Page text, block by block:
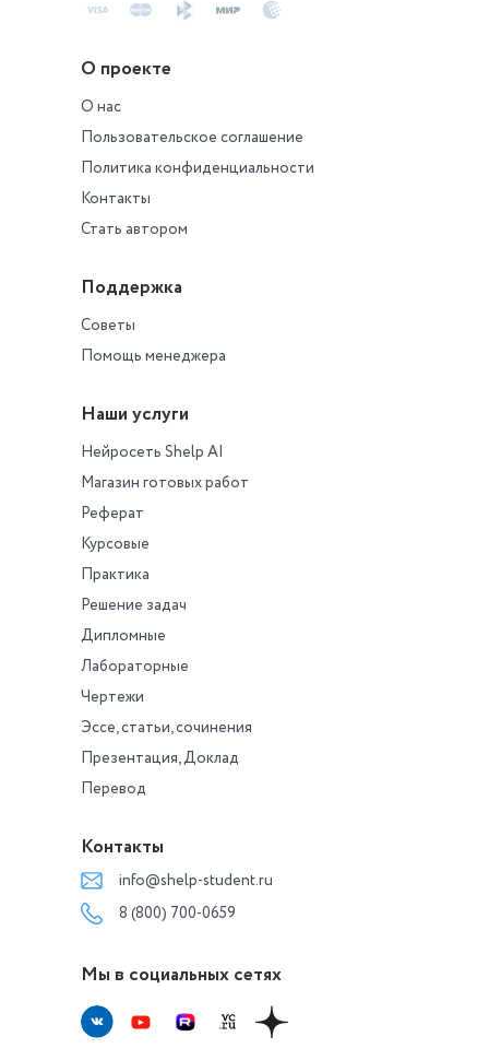
О проекте
О нас
Пользовательское соглашение
Политика конфиденциальности
Контакты
Стать автором
Поддержка
Советы
Помощь менеджера
Наши услуги
Нейросеть Shelp AI
Магазин готовых работ
Реферат
Курсовые
Практика
Решение задач
Дипломные
Лабораторные
Чертежи
Эссе, статьи, сочинения
Презентация, Доклад
Перевод
Контакты
info@shelp-student.ru
8 (800) 700-0659
Мы в социальных сетях